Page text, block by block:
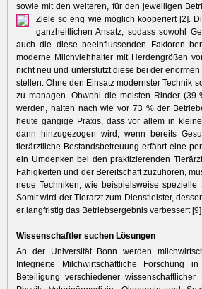
sowie mit den weiteren, für den jeweiligen
Ziele so eng wie möglich kooperiert [2].
ganzheitlichen Ansatz, sodass sowohl
auch die diese beeinflussenden Faktoren
moderne Milchviehhalter mit Herdengrößen
nicht neu und unterstützt diese bei der
stellen. Ohne den Einsatz modernster Technik
zu managen. Obwohl die meisten Rinder
werden, halten nach wie vor 73 % der
heute gängige Praxis, dass vor allem in
dann hinzugezogen wird, wenn bereits
tierärztliche Bestandsbetreuung erfährt eine
ein Umdenken bei den praktizierenden
Fähigkeiten und der Bereitschaft zuzuhören,
neue Techniken, wie beispielsweise
Somit wird der Tierarzt zum Dienstleister,
er langfristig das Betriebsergebnis verbessert
Wissenschaftler suchen Lösungen
An der Universität Bonn werden
Integrierte Milchwirtschaftliche Forschung
Beteiligung verschiedener